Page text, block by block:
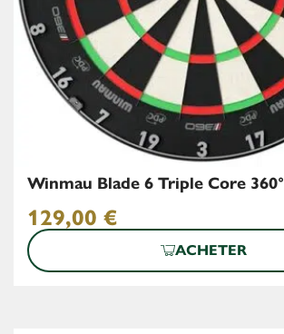
Winmau Blade 6 Triple Core 360°
129,00 €
ACHETER